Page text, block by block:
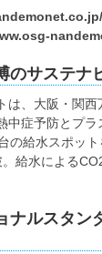
のサステナ
は、大阪・関
中症予防とプ
の給水スポッ
給水による
ナルスタン